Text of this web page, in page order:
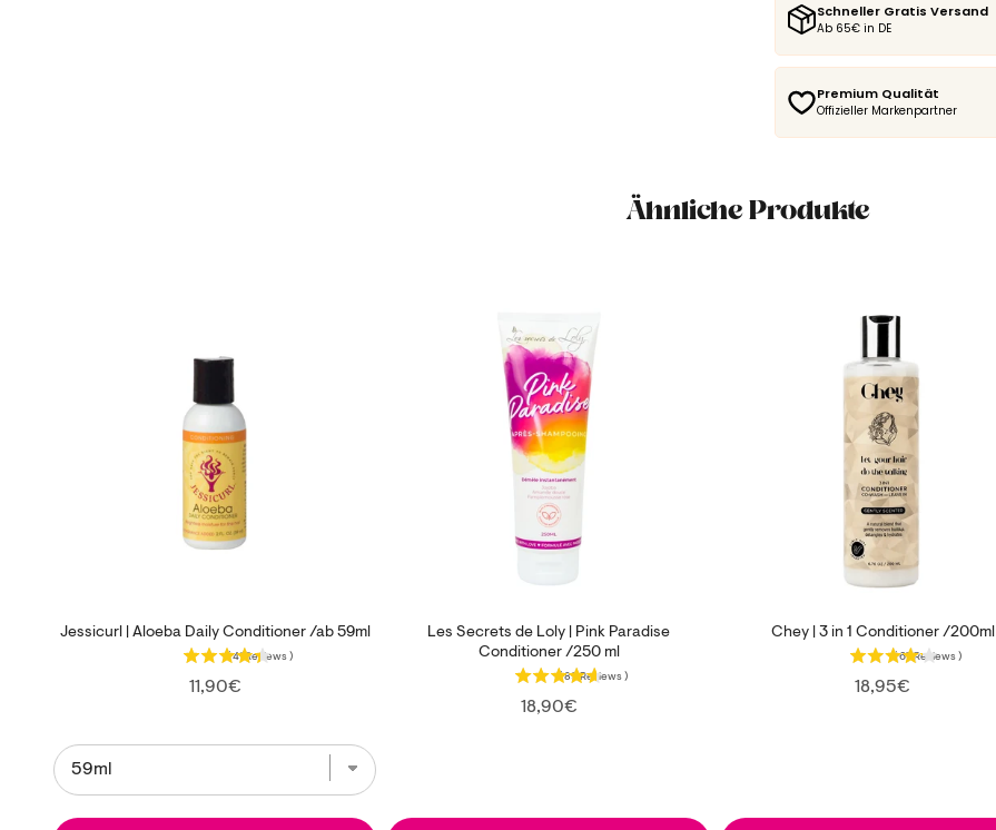
Schneller Gratis Versand
Ab 65€ in DE
Premium Qualität
Offizieller Markenpartner
Ähnliche Produkte
Jessicurl | Aloeba Daily Conditioner /ab 59ml
41 Reviews )
Price
11,90€
Les Secrets de Loly | Pink Paradise
Conditioner /250 ml
89 Reviews )
Price
18,90€
Chey | 3 in 1 Conditioner /200ml
67 Reviews )
Price
18,95€